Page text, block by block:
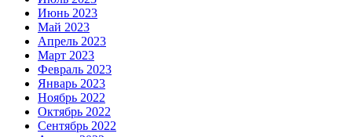
Июнь 2023
Май 2023
Апрель 2023
Март 2023
Февраль 2023
Январь 2023
Ноябрь 2022
Октябрь 2022
Сентябрь 2022